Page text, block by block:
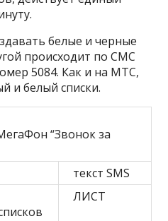
белые и черные
происходит по СМС
5084. Как и на МТС,
и белый списки.
“Звонок за
текст SMS
ЛИСТ